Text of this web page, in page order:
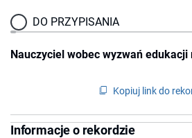
DO PRZYPISANIA
Nauczyciel wobec wyzwań
Kopiuj link do
Informacje o rekordzie